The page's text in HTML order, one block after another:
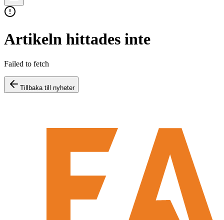
Artikeln hittades inte
Failed to fetch
Tillbaka till nyheter